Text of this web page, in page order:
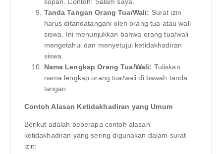
Tanda Tangan Orang Tua/Wali: Surat izin
harus ditandatangani oleh orang tua atau wali
siswa. Ini menunjukkan bahwa orang tua/wali
mengetahui dan menyetujui ketidakhadiran
siswa.
Nama Lengkap Orang Tua/Wali: Tuliskan
nama lengkap orang tua/wali di bawah tanda
tangan.
Contoh Alasan Ketidakhadiran yang Umum
Berikut adalah beberapa contoh alasan
ketidakhadiran yang sering digunakan dalam surat
izin: